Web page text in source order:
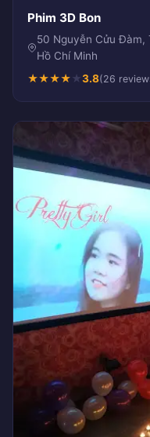
Phim 3D Bon
50 Nguyễn Cửu Đàm,
Hồ Chí Minh
★★★★★3.8(26